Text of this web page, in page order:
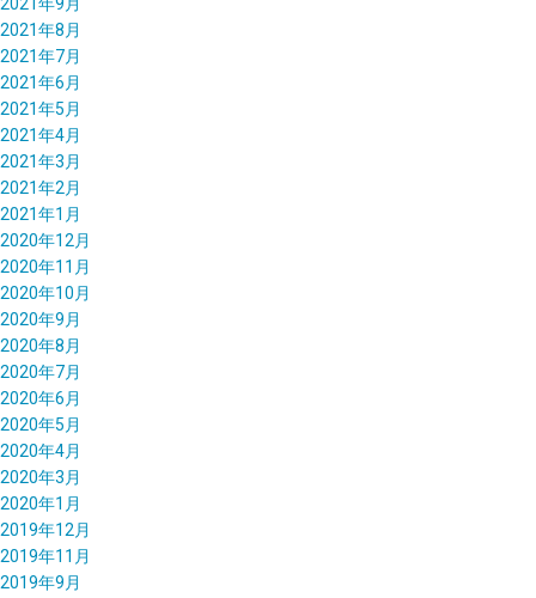
2021年8月
2021年7月
2021年6月
2021年5月
2021年4月
2021年3月
2021年2月
2021年1月
2020年12月
2020年11月
2020年10月
2020年9月
2020年8月
2020年7月
2020年6月
2020年5月
2020年4月
2020年3月
2020年1月
2019年12月
2019年11月
2019年9月